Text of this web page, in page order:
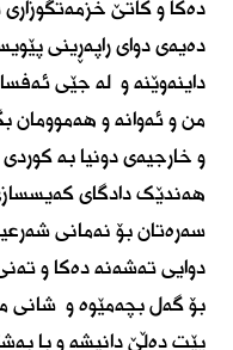
دەکا و کاتێ
دەیەی دوای راپەڕینی
داینەوێنە و لە جێی
من و ئەوانە و هەموومان
و خارجیەی دونیا بە
هەندێک دادگای
سەرەتان بۆ نەمانی
دوایی تەشەنە دەکا و
بۆ گەل بچەمێوە و شانی